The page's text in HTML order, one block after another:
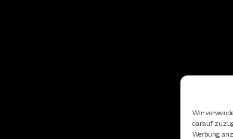
Wir
darauf
Werbung